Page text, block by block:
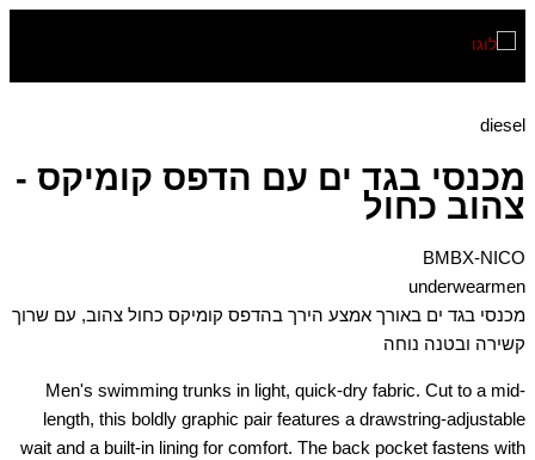
דילוג
לתוכן
diesel
מכנסי בגד ים עם הדפס קומיקס -
צהוב כחול
BMBX-NICO
underwearmen
מכנסי בגד ים באורך אמצע הירך בהדפס קומיקס כחול צהוב, עם שרוך
קשירה ובטנה נוחה
Men's swimming trunks in light, quick-dry fabric. Cut to a mid-
length, this boldly graphic pair features a drawstring-adjustable
wait and a built-in lining for comfort. The back pocket fastens with